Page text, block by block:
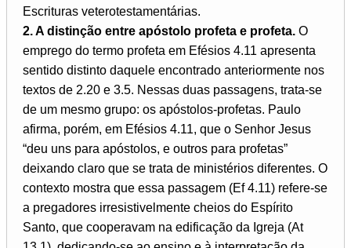
Escrituras veterotestamentárias.
2. A distinção entre apóstolo profeta e profeta. O
emprego do termo profeta em Efésios 4.11 apresenta
sentido distinto daquele encontrado anteriormente nos
textos de 2.20 e 3.5. Nessas duas passagens, trata-se
de um mesmo grupo: os apóstolos-profetas. Paulo
afirma, porém, em Efésios 4.11, que o Senhor Jesus
“deu uns para apóstolos, e outros para profetas”
deixando claro que se trata de ministérios diferentes. O
contexto mostra que essa passagem (Ef 4.11) refere-se
a pregadores irresistivelmente cheios do Espírito
Santo, que cooperavam na edificação da Igreja (At